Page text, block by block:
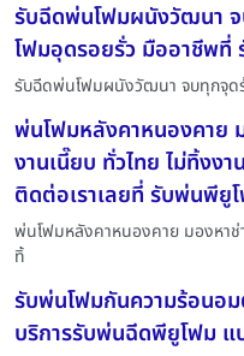
รับฉีดพ่นโฟมผนังวัฒนา
โฟมอุดรอยรั่ว มืออาชีพ
รับฉีดพ่นโฟมผนังวัฒนา จบทุกจุด
พ่นโฟมหลังคาหนองคาย
งานเนี๊ยบ ทั่วไทย ไม่ทิ้งง
ติดต่อเราเลยที่ รับพ่นพียู
พ่นโฟมหลังคาหนองคาย มองหาช่
ทิ้
รับพ่นโฟมกันความร้อนอ
บริการรับพ่นฉีดพียูโฟม แ